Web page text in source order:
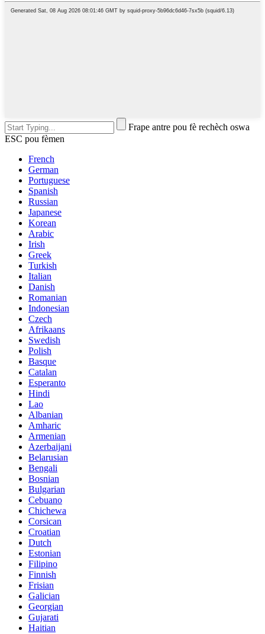
Frape antre pou fè rechèch oswa
ESC pou fèmen
French
German
Portuguese
Spanish
Russian
Japanese
Korean
Arabic
Irish
Greek
Turkish
Italian
Danish
Romanian
Indonesian
Czech
Afrikaans
Swedish
Polish
Basque
Catalan
Esperanto
Hindi
Lao
Albanian
Amharic
Armenian
Azerbaijani
Belarusian
Bengali
Bosnian
Bulgarian
Cebuano
Chichewa
Corsican
Croatian
Dutch
Estonian
Filipino
Finnish
Frisian
Galician
Georgian
Gujarati
Haitian